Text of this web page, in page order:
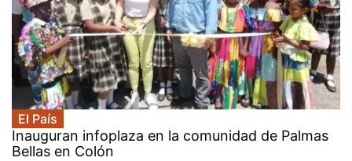
El País
Inauguran infoplaza en la comunidad de Palmas
Bellas en Colón